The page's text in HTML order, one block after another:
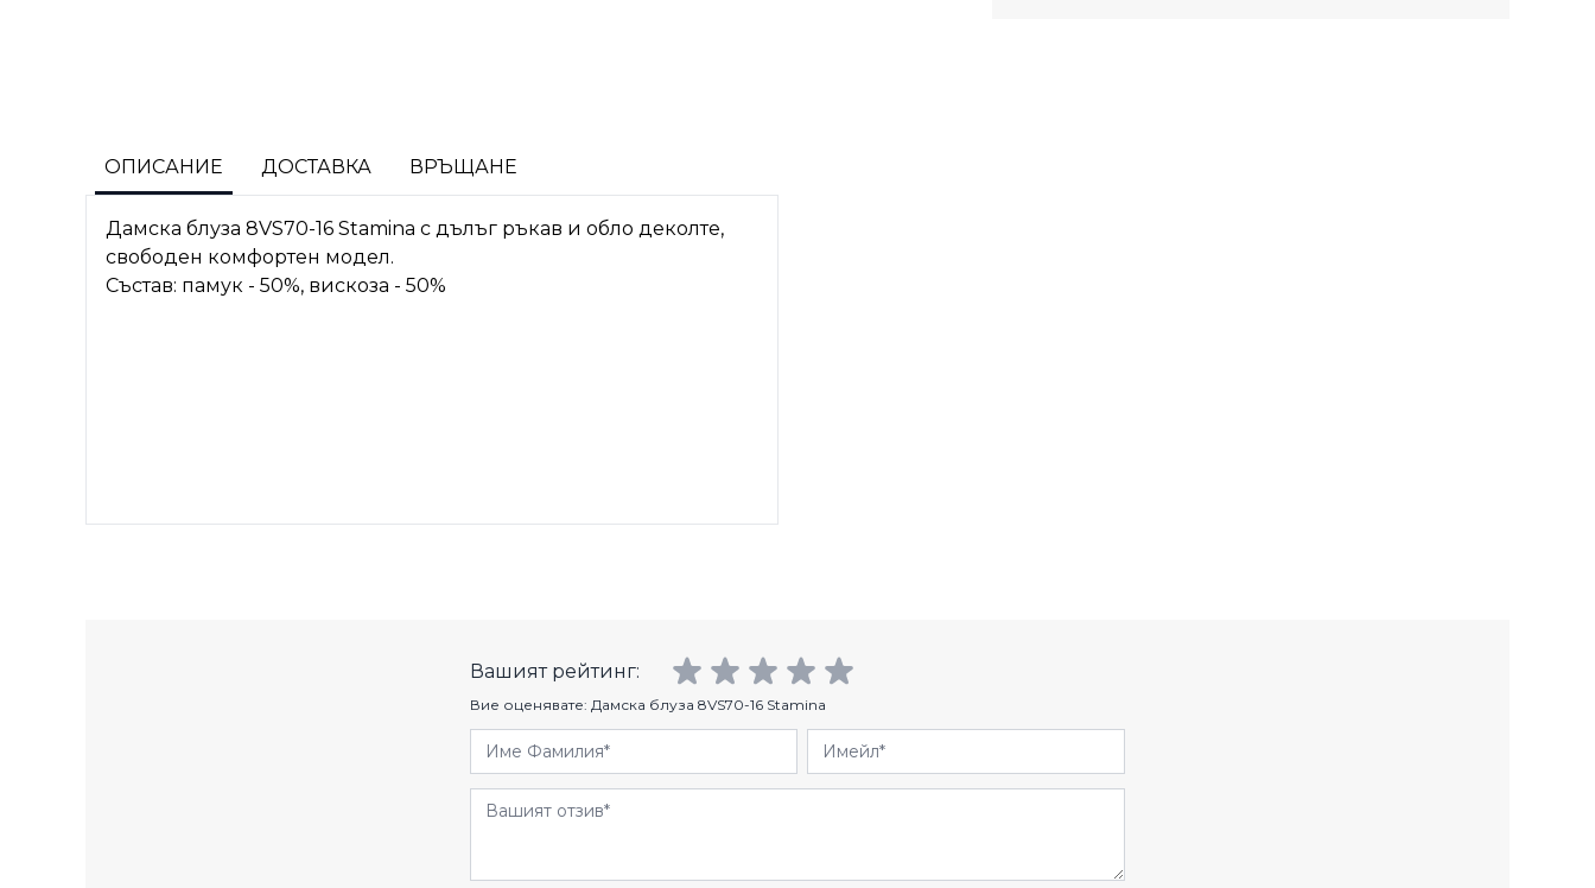
ОПИСАНИЕ
Дамска блуза 8VS70-16 Stamina с дълъг ръкав и обло деколте,
свободен комфортен модел.
Състав: памук - 50%, вискоза - 50%
ДОСТАВКА ВРЪЩАНЕ
Вашият рейтинг:
Вие оценявате: Дамска блуза 8VS70-16 Stamina
Име Фамилия Имейл
Отзиви